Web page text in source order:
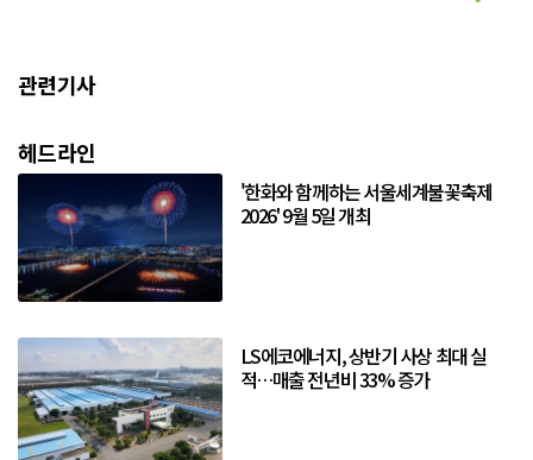
관련기사
헤드라인
'한화와 함께하는 서울세계불꽃축제
2026' 9월 5일 개최
LS에코에너지, 상반기 사상 최대 실
적…매출 전년비 33% 증가